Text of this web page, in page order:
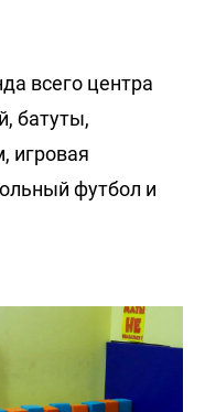
всего центра
батуты,
игровая
футбол и